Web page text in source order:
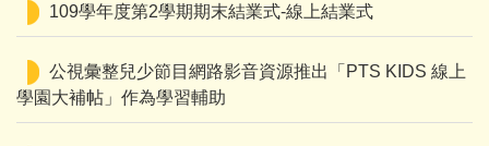
109學年度第2學期期末結業式-線上結業式
公視彙整兒少節目網路影音資源推出「PTS KIDS 線上
學園大補帖」作為學習輔助